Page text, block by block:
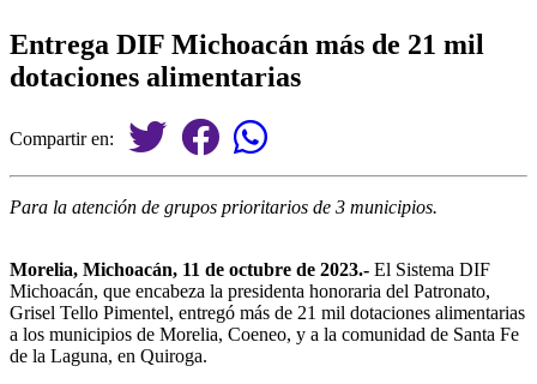
Entrega DIF Michoacán más de 21 mil
dotaciones alimentarias
Compartir en:
Para la atención de grupos prioritarios de 3 municipios.
Morelia, Michoacán, 11 de octubre de 2023.- El Sistema DIF
Michoacán, que encabeza la presidenta honoraria del Patronato,
Grisel Tello Pimentel, entregó más de 21 mil dotaciones alimentarias
a los municipios de Morelia, Coeneo, y a la comunidad de Santa Fe
de la Laguna, en Quiroga.